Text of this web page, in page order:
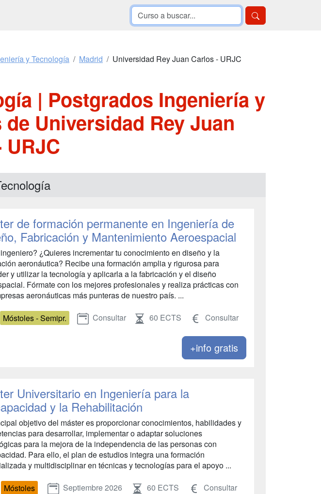
y Tecnología Madrid Universidad Rey Juan Carlos - URJC
| Postgrados Ingeniería y
Universidad Rey Juan
de formación permanente en Ingeniería de
Fabricación y Mantenimiento Aeroespacial
¿Quieres incrementar tu conocimiento en diseño y la
aeronáutica? Recibe una formación amplia y rigurosa para
y utilizar la tecnología y aplicarla a la fabricación y el diseño
Fórmate con los mejores profesionales y realiza prácticas con
aeronáuticas más punteras de nuestro país. ...
Móstoles - Semipr. Consultar 60 ECTS Consultar
+info gratis
Universitario en Ingeniería para la
y la Rehabilitación
objetivo del máster es proporcionar conocimientos, habilidades y
para desarrollar, implementar o adaptar soluciones
para la mejora de la independencia de las personas con
Para ello, el plan de estudios integra una formación
y multidisciplinar en técnicas y tecnologías para el apoyo ...
Móstoles Septiembre 2026 60 ECTS Consultar